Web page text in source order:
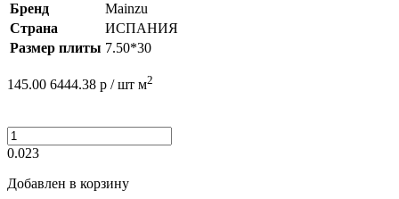
Бренд
Mainzu
Страна
ИСПАНИЯ
Размер плиты 7.50*30
145.00 6444.38 р / шт м2
0.023
Добавлен в корзину